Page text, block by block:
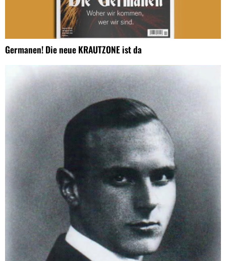
Germanen! Die neue KRAUTZONE ist da